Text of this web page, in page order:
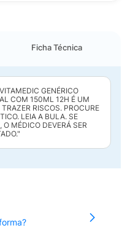
Ficha Técnica
GENÉRICO
COM 150ML 12H É UM
RISCOS. PROCURE
LEIA A BULA. SE
MÉDICO DEVERÁ SER